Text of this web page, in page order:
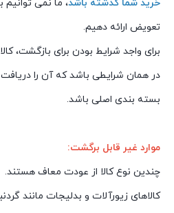
خرید شما گذشته باشد، ما نمی توانیم
تعویض ارائه دهیم.
برای واجد شرایط بودن برای بازگشت،
در همان شرایطی باشد که آن را دریافت
بسته بندی اصلی باشد.
موارد غیر قابل برگشت:
چندین نوع کالا از عودت معاف هستند.
کالاهای زیورآلات و بدلیجات مانند